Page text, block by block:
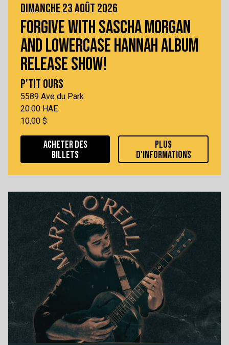
DIMANCHE 23 AOÛT 2026
FORGIVE WITH SASCHA MORGAN
AND LOWERCASE HANNAH ALBUM
RELEASE SHOW!
P'TIT OURS
5589 Ave du Park
20:00 HAE
10,00 $
ACHETER DES
BILLETS
PLUS
D'INFORMATIONS